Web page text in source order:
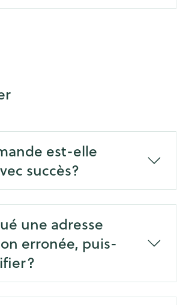
est-elle
succès?
une adresse
erronée, puis-